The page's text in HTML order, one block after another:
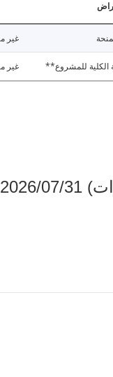
غير
الكلية للمشروع** غير
31